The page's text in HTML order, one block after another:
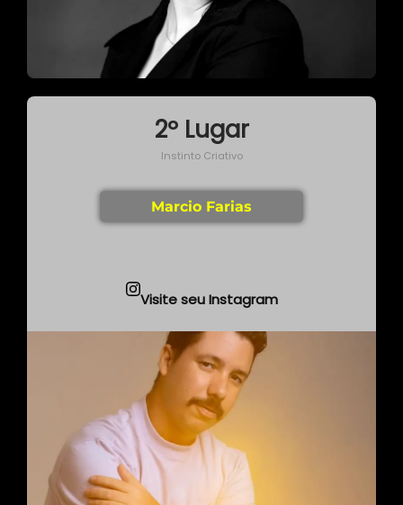
2º Lugar
Instinto Criativo
Marcio Farias
Visite seu Instagram